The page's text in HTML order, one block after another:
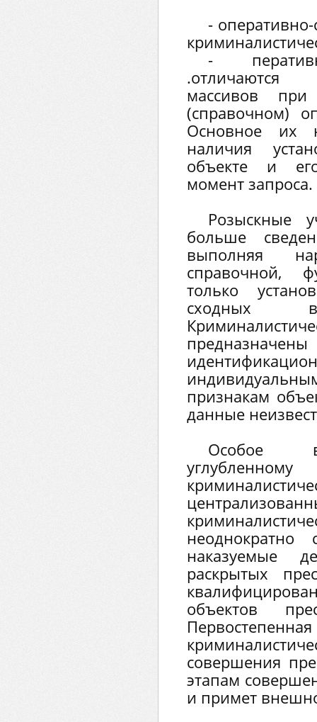
-
-
массивов при
(справочном)
Основное их
наличия
объекте и
момент запроса.
Розыскные
больше
выполняя
справочной,
только
сходных
признакам
данные
Особое
неоднократно
наказуемые
раскрытых
объектов
совершения
этапам
и примет